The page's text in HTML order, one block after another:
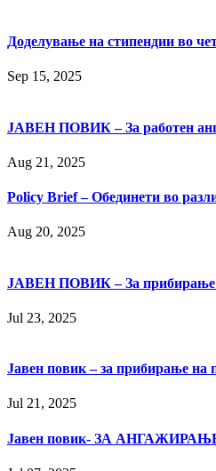
Доделување на стипендии во
Sep 15, 2025
ЈАВЕН ПОВИК – За работен
Aug 21, 2025
Policy Brief – Обединети во
Aug 20, 2025
ЈАВЕН ПОВИК – За прибирање
Jul 23, 2025
Јавен повик – за прибирање на
Jul 21, 2025
Јавен повик- ЗА